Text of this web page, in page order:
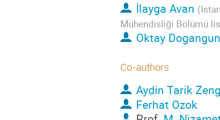
İlayga Avan (
Mühendisliği Bölümü
Oktay Dogangun
Co-authors
Aydin Tarik
Ferhat Ozok